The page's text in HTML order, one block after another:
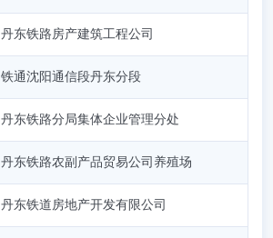
丹东铁路房产建筑工程公司
铁通沈阳通信段丹东分段
丹东铁路分局集体企业管理分处
丹东铁路农副产品贸易公司养殖场
丹东铁道房地产开发有限公司